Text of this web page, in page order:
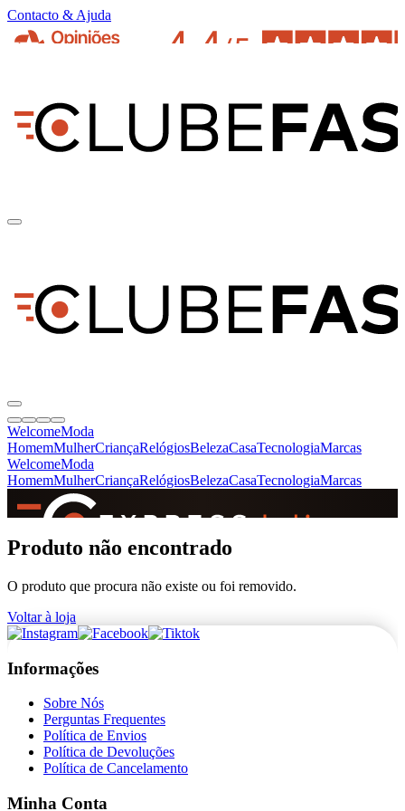
Contacto & Ajuda
WelcomeModa
HomemMulherCriançaRelógiosBelezaCasaTecnologiaMarcas
WelcomeModa
HomemMulherCriançaRelógiosBelezaCasaTecnologiaMarcas
+de 36.000 reviews
Produto não encontrado
O produto que procura não existe ou foi removido.
Voltar à loja
Informações
Sobre Nós
Perguntas Frequentes
Política de Envios
Política de Devoluções
Política de Cancelamento
Minha Conta